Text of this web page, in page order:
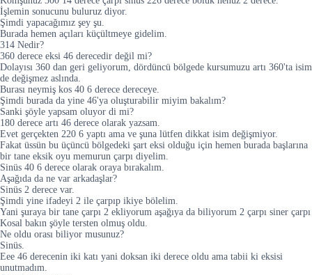
İşlemin sonucunu buluruz diyor.
Şimdi yapacağımız şey şu.
Burada hemen açıları küçültmeye gidelim.
314 Nedir?
360 derece eksi 46 derecedir değil mi?
Dolayısı 360 dan geri geliyorum, dördüncü bölgede kursumuzu artı 360'ta isim
de değişmez aslında.
Burası neymiş kos 40 6 derece dereceye.
Şimdi burada da yine 46'ya oluşturabilir miyim bakalım?
Sanki şöyle yapsam oluyor di mi?
180 derece artı 46 derece olarak yazsam.
Evet gerçekten 220 6 yaptı ama ve şuna lütfen dikkat isim değişmiyor.
Fakat üssün bu üçüncü bölgedeki şart eksi olduğu için hemen burada başlarına
bir tane eksik oyu memurun çarpı diyelim.
Sinüs 40 6 derece olarak oraya bırakalım.
Aşağıda da ne var arkadaşlar?
Sinüs 2 derece var.
Şimdi yine ifadeyi 2 ile çarpıp ikiye bölelim.
Yani şuraya bir tane çarpı 2 ekliyorum aşağıya da biliyorum 2 çarpı siner çarpı
Kosal bakın şöyle tersten olmuş oldu.
Ne oldu orası biliyor musunuz?
Sinüs.
Eee 46 derecenin iki katı yani doksan iki derece oldu ama tabii ki eksisi
unutmadım.